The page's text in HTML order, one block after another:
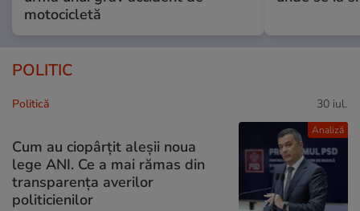
motocicletă
POLITIC
Analiză
Politică 30 iul.
Cum au ciopârțit aleșii noua
lege ANI. Ce a mai rămas din
transparența averilor
politicienilor